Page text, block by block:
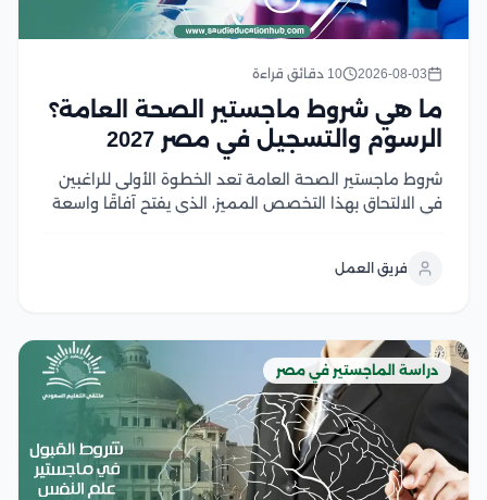
2026-08-03 10 دقائق قراءة
ما هي شروط ماجستير الصحة العامة؟
الرسوم والتسجيل في مصر 2027
شروط ماجستير الصحة العامة تعد الخطوة الأولى للراغبين
في الالتحاق بهذا التخصص المميز، الذي يفتح آفاقًا واسعة
البرنامج المناسب ومعرفة متطلبات القبول أمر ضروري...
فريق العمل
دراسة الماجستير في مصر